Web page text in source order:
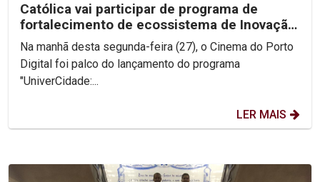
Católica vai participar de programa de
fortalecimento de ecossistema de Inovação
do Recife
Na manhã desta segunda-feira (27), o Cinema do Porto
Digital foi palco do lançamento do programa
"UniverCidade:...
LER MAIS